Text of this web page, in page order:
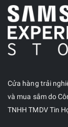
Cửa hàng trải
và mua sắm do
TNHH TMDV Tin